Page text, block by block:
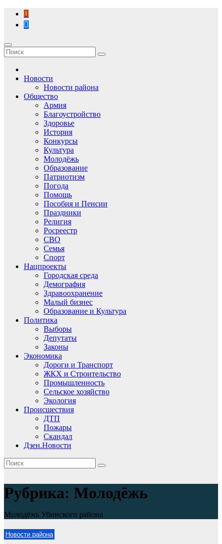
Перейти
содержимому
Новости
Новости района
Общество
Армия
Благоустройство
Здоровье
История
Конкурсы
Культура
Молодёжь
Образование
Патриотизм
Погода
Помощь
Пособия и Пенсии
Праздники
Религия
Росреестр
СВО
Семья
Спорт
Нацпроекты
Городская среда
Демография
Здравоохранение
Малый бизнес
Образование и Культура
Политика
Выборы
Депутаты
Законы
Экономика
Дороги и Транспорт
ЖКХ и Строительство
Промышленность
Сельское хозяйство
Экология
Происшествия
ДТП
Пожары
Скандал
Дзен.Новости
Рубрика: Молодёжь
Молодёжь Убинского района
Новости района